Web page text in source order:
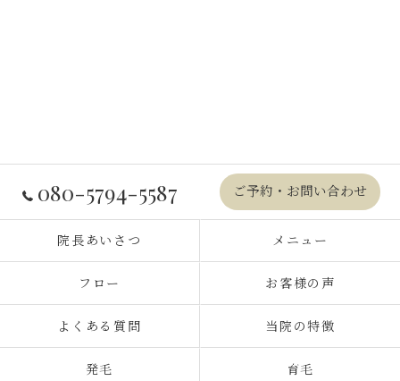
080-5794-5587 ご予約・お問い合わせ
院長あいさつ メニュー
フロー お客様の声
よくある質問 当院の特徴
発毛 育毛